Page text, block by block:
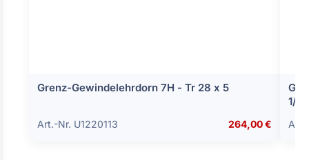
Grenz-Gewindelehrdorn 7H - Tr 28 x 5
Art.-Nr. U1220113 264,00 €
1/